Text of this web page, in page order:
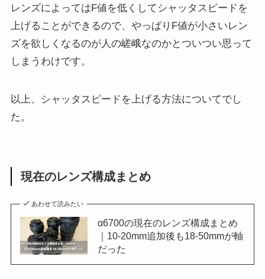
レンズによってはF値を低くしてシャッタスピードを
上げることができるので、やっぱりF値が小さいレン
ズを欲しくなるのが人の嵯峨なのかとついつい思って
しまうわけです。
以上、シャッタスピードを上げる方法についてでし
た。
現在のレンズ構成まとめ
あわせて読みたい
α6700の現在のレンズ構成まとめ
｜10-20mm追加後も18-50mmが軸
だった